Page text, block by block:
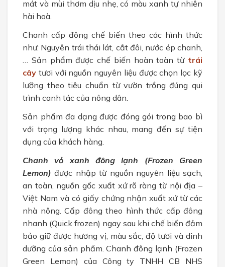
mát và mùi thơm dịu nhẹ, có màu xanh tự nhiên
hài hoà.
Chanh cấp đông chế biến theo các hình thức
như: Nguyên trái thái lát, cắt đôi, nước ép chanh,
… Sản phẩm được chế biến hoàn toàn từ trái
cây tươi với nguồn nguyên liệu được chọn lọc kỹ
lưỡng theo tiêu chuẩn từ vườn trồng đúng qui
trình canh tác của nông dân.
Sản phẩm đa dạng được đóng gói trong bao bì
với trọng lượng khác nhau, mang đến sự tiện
dụng của khách hàng.
Chanh vỏ xanh đông lạnh (Frozen Green
Lemon) được nhập từ nguồn nguyên liệu sạch,
an toàn, nguồn gốc xuất xứ rõ ràng từ nội địa –
Việt Nam và có giấy chứng nhận xuất xứ từ các
nhà nông. Cấp đông theo hình thức cấp đông
nhanh (Quick frozen) ngay sau khi chế biến đảm
bảo giữ được hương vị, màu sắc, độ tươi và dinh
dưỡng của sản phẩm. Chanh đông lạnh (Frozen
Green Lemon) của Công ty TNHH CB NHS